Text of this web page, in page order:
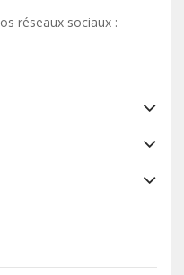
réseaux sociaux :